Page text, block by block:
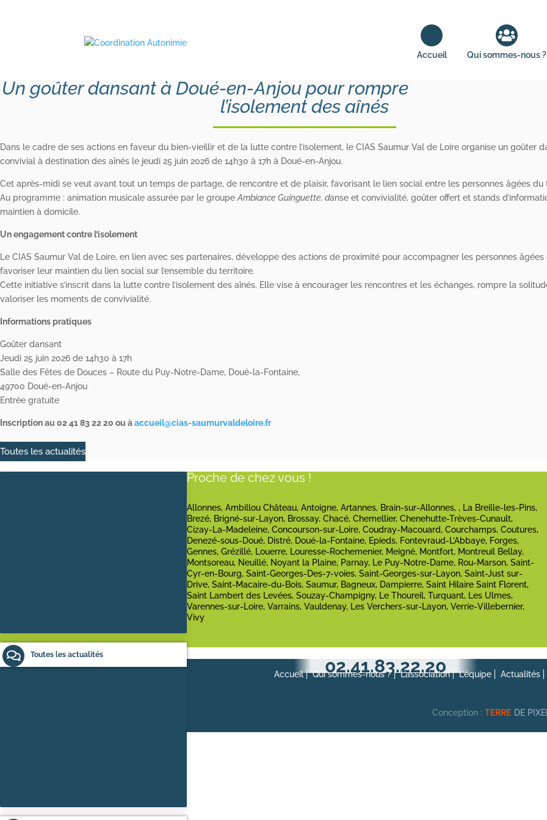
Accueil Qui sommes-nous ?
Un goûter dansant à Doué-en-Anjou pour rompre
l’isolement des aînés
Dans le cadre de ses actions en faveur du bien-vieillir et de la lutte contre l’isolement, le CIAS Saumur Val de Loire organise un goûter
convivial à destination des aînés le jeudi 25 juin 2026 de 14h30 à 17h à Doué-en-Anjou.
Cet après-midi se veut avant tout un temps de partage, de rencontre et de plaisir, favorisant le lien social entre les personnes âgées du
Au programme : animation musicale assurée par le groupeAmbiance Guinguette, danse et convivialité, goûter offert et stands
maintien à domicile.
Un engagement contre l’isolement
Le CIAS Saumur Val de Loire, en lien avec ses partenaires, développe des actions de proximité pour accompagner les personnes âgées
favoriser leur maintien du lien social sur l’ensemble du territoire.
Cette initiative s’inscrit dans la lutte contre l’isolement des aînés. Elle vise à encourager les rencontres et les échanges, rompre la
valoriser les moments de convivialité.
Informations pratiques
Goûter dansant
Jeudi 25 juin 2026 de 14h30 à 17h
Salle des Fêtes de Douces – Route du Puy-Notre-Dame, Doué-la-Fontaine,
49700 Doué-en-Anjou
Entrée gratuite
nscriptionau 02 41 83 22 20 ou àaccueil@cias-saumurvaldeloire.fr
Toutes les actualités
Toutes les actualités
Proche de chez vous !
Allonnes, Ambillou Château, Antoigne, Artannes, Brain-sur-Allonnes, , La Breille-les-Pins,
Brezé, Brigné-sur-Layon, Brossay, Chacé, Chemellier, Chenehutte-Trèves-Cunault,
Cizay-La-Madeleine, Concourson-sur-Loire, Coudray-Macouard, Courchamps, Coutures,
Denezé-sous-Doué, Distré, Doué-la-Fontaine, Epieds, Fontevraud-L’Abbaye, Forges,
Gennes, Grézillé, Louerre, Louresse-Rochemenier, Meigné, Montfort, Montreuil Bellay,
Montsoreau, Neuillé, Noyant la Plaine, Parnay, Le Puy-Notre-Dame, Rou-Marson, Saint-
Cyr-en-Bourg, Saint-Georges-Des-7-voies, Saint-Georges-sur-Layon, Saint-Just sur-
Drive, Saint-Macaire-du-Bois, Saumur, Bagneux, Dampierre, Saint Hilaire Saint Florent,
Saint Lambert des Levées, Souzay-Champigny, Le Thoureil, Turquant, Les Ulmes,
Varennes-sur-Loire, Varrains, Vauldenay, Les Verchers-sur-Layon, Verrie-Villebernier,
Vivy
02.41.83.22.20
Accueil Qui sommes-nous ? L’association L’équipe Actualités
Conception :TERRE DE